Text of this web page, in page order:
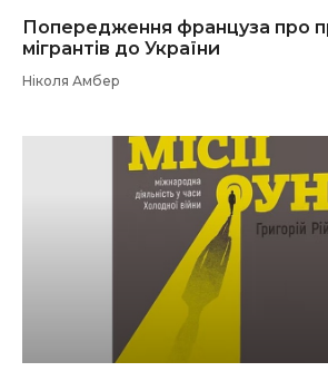
Попередження француза про
мігрантів до України
Ніколя Амбер